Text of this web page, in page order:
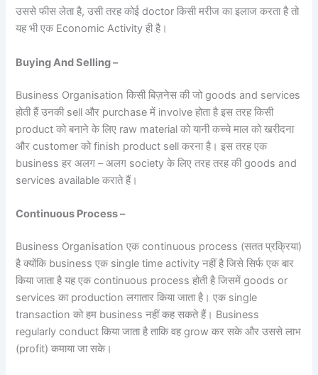
उससे फीस लेता है, उसी तरह कोई doctor किसी मरीज का इलाज करता है तो
यह भी एक Economic Activity ही है।
Buying And Selling –
Business Organisation किसी बिज़नेस की जो goods and services
होती हैं उनकी sell और purchase में involve होता है इस तरह किसी
product को बनाने के लिए raw material को यानी कच्चे माल को खरीदना
और customer को finish product sell करना है। इस तरह एक
business हर अलग – अलग society के लिए तरह तरह की goods and
services available कराते हैं।
Continuous Process –
Business Organisation एक continuous process (सतत प्रक्रिया)
है क्योंकि business एक single time activity नहीं है जिसे सिर्फ एक बार
किया जाता है यह एक continuous process होती है जिसमें goods or
services का production लगातार किया जाता है। एक single
transaction को हम business नहीं कह सकते हैं। Business
regularly conduct किया जाता है ताकि वह grow कर सके और उससे लाभ
(profit) कमाया जा सके।